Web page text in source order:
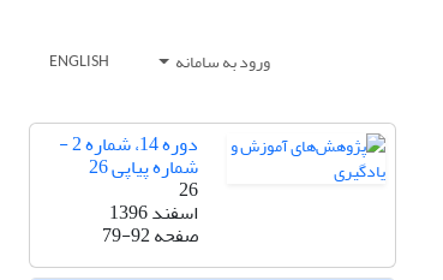
ورود به سامانه ENGLISH
دوره 14، شماره 2 -
شماره پیاپی 26
26
اسفند 1396
صفحه79-92